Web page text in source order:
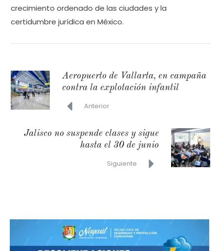
crecimiento ordenado de las ciudades y la
certidumbre jurídica en México.
Aeropuerto de Vallarta, en campaña
contra la explotación infantil
Anterior
Jalisco no suspende clases y sigue
hasta el 30 de junio
Siguiente